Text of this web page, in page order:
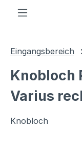
Eingangsbereich
Knobloch
Varius
Knobloch